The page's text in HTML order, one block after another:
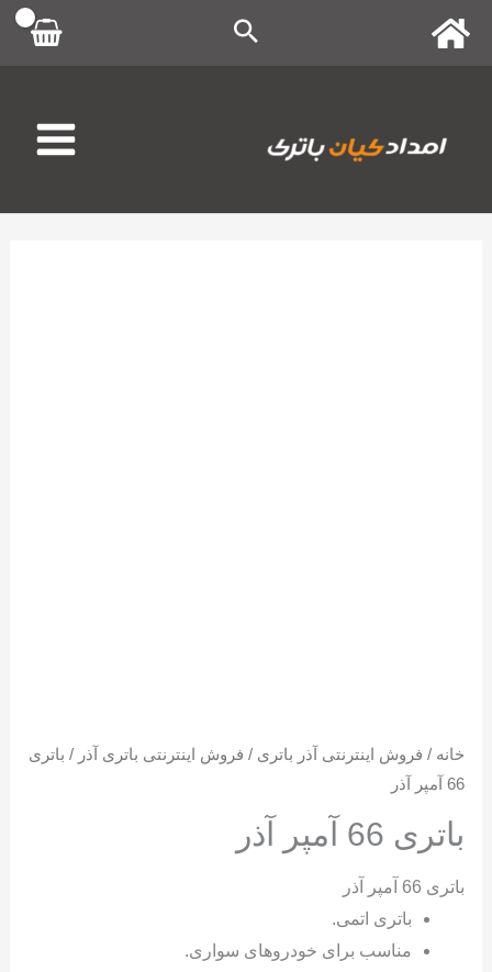
پرش
خانه / فروش اینترنتی آذر باتری / فروش اینترنتی باتری آذر / باتری
66 آمپر آذر
باتری 66 آمپر آذر
باتری 66 آمپر آذر
باتری اتمی.
مناسب برای خودروهای سواری.